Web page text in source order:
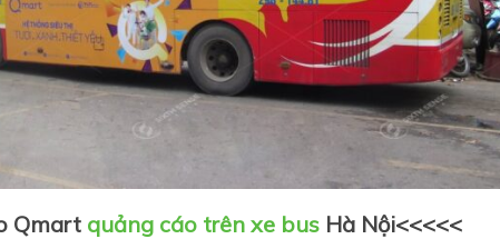
Qmart quảng cáo trên xe bus Hà Nội<<<<<